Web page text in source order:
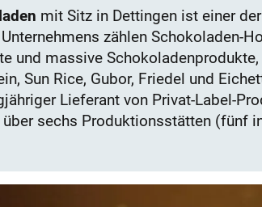
mit Sitz in Dettingen ist einer
zählen Schokoladen-
und massive
Sun Rice, Gubor, Friedel und
Lieferant von Privat-Label-
über sechs Produktionsstätten (fünf